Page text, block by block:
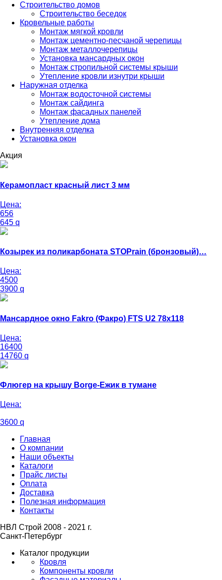
Строительство домов
Строительство беседок
Кровельные работы
Монтаж мягкой кровли
Монтаж цементно-песчаной черепицы
Монтаж металлочерепицы
Установка мансардных окон
Монтаж стропильной системы крыши
Утепление кровли изнутри крыши
Наружная отделка
Монтаж водосточной системы
Монтаж сайдинга
Монтаж фасадных панелей
Утепление дома
Внутренняя отделка
Установка окон
Акция
Керамопласт красный лист 3 мм
Цена:
656
645 q
Козырек из поликарбоната STOPrain (бронзовый)…
Цена:
4500
3900 q
Мансардное окно Fakro (Факро) FTS U2 78х118
Цена:
16400
14760 q
Флюгер на крышу Borge-Ежик в тумане
Цена:
3600 q
Главная
О компании
Наши объекты
Каталоги
Прайс листы
Оплата
Доставка
Полезная информация
Контакты
НВЛ Строй 2008 - 2021 г.
Санкт-Петербург
Каталог продукции
Кровля
Компоненты кровли